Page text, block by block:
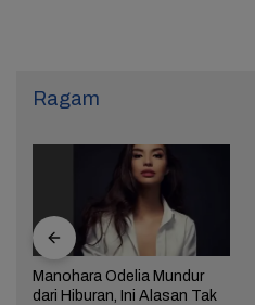
Ragam
Manohara Odelia Mundur
dari Hiburan, Ini Alasan Tak